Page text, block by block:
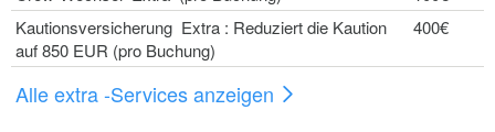
Kautionsversicherung Extra : Reduziert die Kaution
auf 850 EUR (pro Buchung)
400€
Alle extra -Services anzeigen